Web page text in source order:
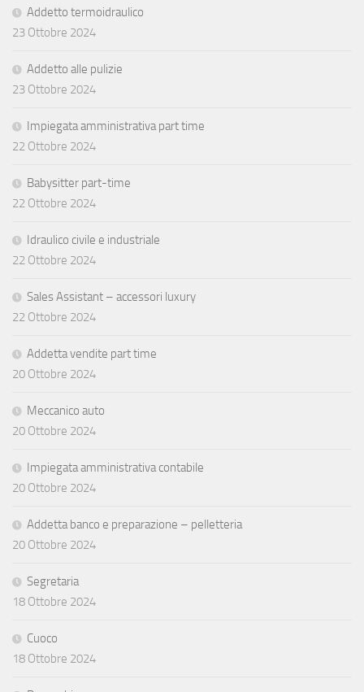
Addetto termoidraulico
23 Ottobre 2024
Addetto alle pulizie
23 Ottobre 2024
Impiegata amministrativa part time
22 Ottobre 2024
Babysitter part-time
22 Ottobre 2024
Idraulico civile e industriale
22 Ottobre 2024
Sales Assistant – accessori luxury
22 Ottobre 2024
Addetta vendite part time
20 Ottobre 2024
Meccanico auto
20 Ottobre 2024
Impiegata amministrativa contabile
20 Ottobre 2024
Addetta banco e preparazione – pelletteria
20 Ottobre 2024
Segretaria
18 Ottobre 2024
Cuoco
18 Ottobre 2024